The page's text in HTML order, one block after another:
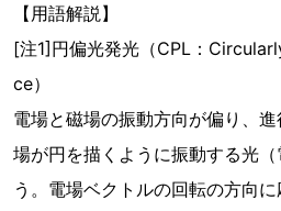
【用語解説】
[注1]円偏光発光（CPL：
ce）
電場と磁場の振動方向が偏り、
場が円を描くように振動する光
う。電場ベクトルの回転の方向